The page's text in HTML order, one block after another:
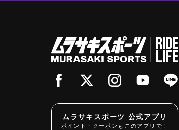
ムラサキスポーツ 公式アプリ
ポイント・クーポンもこのアプリで！